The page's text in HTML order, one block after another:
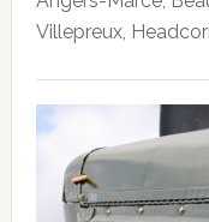
Villepreux,